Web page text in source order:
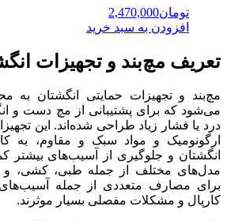
تومان2,470,000
افزودن به سبد خرید
تعریف مچ‌بند و تجهیزات
مچ‌بند و تجهیزات حمایتی انگشتان به
می‌شود که برای پشتیبانی از مچ دست و
درد یا فشار زیاد طراحی شده‌اند. این
ارگونومیک و مواد سبک و مقاوم، به
انگشتان و جلوگیری از آسیب‌های بیشتر
مدل‌های مختلف از جمله طبی، کشی، و
برای مصارف متعددی از جمله
کارپال و مشکلات مفصلی بسیار موثرند.